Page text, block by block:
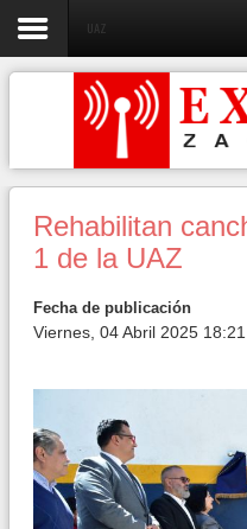
UAZ
Rehabilitan
1 de la UAZ
Fecha de publicación
Viernes, 04 Abril 2025 18:21